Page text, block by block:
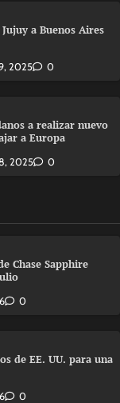
a Buenos Aires
2025 0
a realizar nuevo
a Europa
2025 0
Chase Sapphire
0
de EE. UU. para una
0